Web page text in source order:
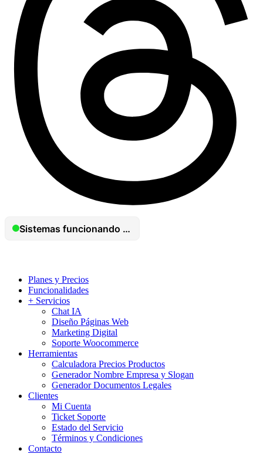
Planes y Precios
Funcionalidades
+ Servicios
Chat IA
Diseño Páginas Web
Marketing Digital
Soporte Woocommerce
Herramientas
Calculadora Precios Productos
Generador Nombre Empresa y Slogan
Generador Documentos Legales
Clientes
Mi Cuenta
Ticket Soporte
Estado del Servicio
Términos y Condiciones
Contacto